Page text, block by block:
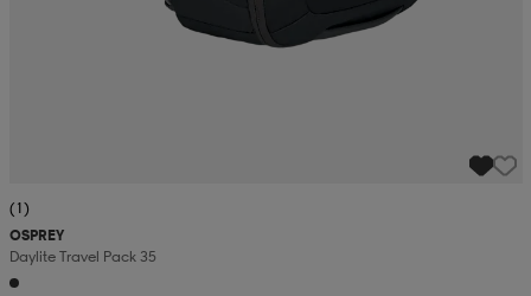
(1)
OSPREY
Daylite Travel Pack 35